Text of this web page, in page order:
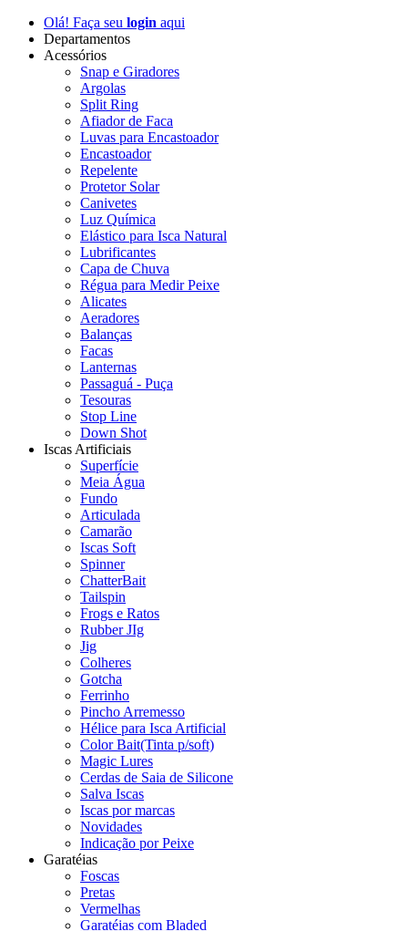
Olá! Faça seu login aqui
Departamentos
Acessórios
Snap e Giradores
Argolas
Split Ring
Afiador de Faca
Luvas para Encastoador
Encastoador
Repelente
Protetor Solar
Canivetes
Luz Química
Elástico para Isca Natural
Lubrificantes
Capa de Chuva
Régua para Medir Peixe
Alicates
Aeradores
Balanças
Facas
Lanternas
Passaguá - Puça
Tesouras
Stop Line
Down Shot
Iscas Artificiais
Superfície
Meia Água
Fundo
Articulada
Camarão
Iscas Soft
Spinner
ChatterBait
Tailspin
Frogs e Ratos
Rubber JIg
Jig
Colheres
Gotcha
Ferrinho
Pincho Arremesso
Hélice para Isca Artificial
Color Bait(Tinta p/soft)
Magic Lures
Cerdas de Saia de Silicone
Salva Iscas
Iscas por marcas
Novidades
Indicação por Peixe
Garatéias
Foscas
Pretas
Vermelhas
Garatéias com Bladed